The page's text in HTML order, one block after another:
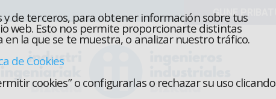
y de terceros, para obtener información sobre tus
web. Esto nos permite proporcionarte distintas
la que se te muestra, o analizar nuestro tráfico.
de Cookies
cookies” o configurarlas o rechazar su uso clicando